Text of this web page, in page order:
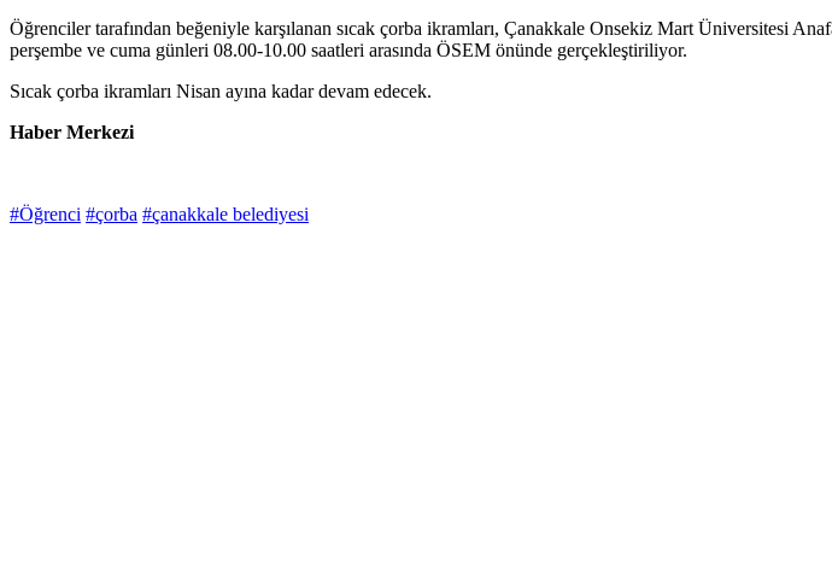
Öğrenciler tarafından beğeniyle karşılanan sıcak çorba ikramları, Çanakkale Onsekiz Mart Üniversitesi
perşembe ve cuma günleri 08.00-10.00 saatleri arasında ÖSEM önünde gerçekleştiriliyor.
Sıcak çorba ikramları Nisan ayına kadar devam edecek.
Haber Merkezi
#Öğrenci #çorba #çanakkale belediyesi